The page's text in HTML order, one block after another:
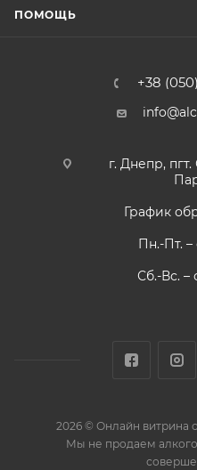
ПОМОЩЬ
+38
г. Днепр,
График
Пн.-Пт. –
Сб.-Вс. –
2026 © Онлайн витрина
Мы не продаем